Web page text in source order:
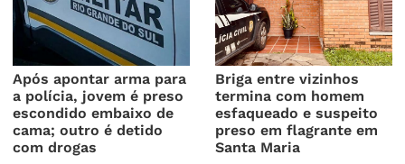
Após apontar arma para
a polícia, jovem é preso
escondido embaixo de
cama; outro é detido
com drogas
Briga entre vizinhos
termina com homem
esfaqueado e suspeito
preso em flagrante em
Santa Maria